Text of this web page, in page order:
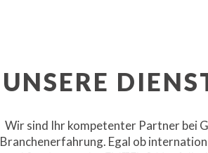
UNSERE
Wir sind Ihr kompetenter Partner bei
Branchenerfahrung. Egal ob